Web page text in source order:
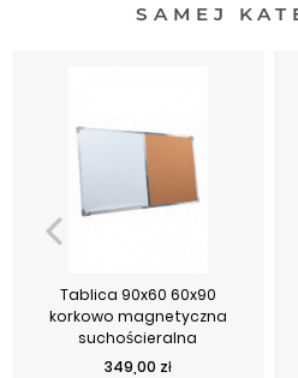
SAMEJ
Tablica 90x60 60x90
korkowo magnetyczna
suchościeralna
Cena
349,00 zł